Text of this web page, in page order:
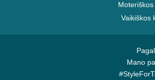
Vaikiškos
Mano